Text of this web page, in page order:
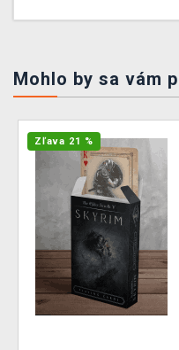
Mohlo by sa vám
Zľava 21 %